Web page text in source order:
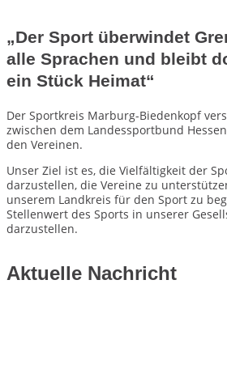
„Der Sport überwindet
alle Sprachen und bleibt
ein Stück Heimat“
Der Sportkreis Marburg-Biedenkopf
zwischen dem Landessportbund
den Vereinen.
Unser Ziel ist es, die Vielfältigkeit der
darzustellen, die Vereine zu
unserem Landkreis für den Sport zu
Stellenwert des Sports in unserer
darzustellen.
Aktuelle Nachricht